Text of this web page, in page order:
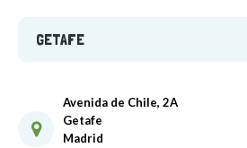
GETAFE
Avenida de Chile, 2A
Getafe
Madrid